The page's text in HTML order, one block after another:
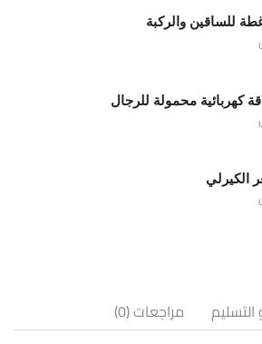
للساقين والركبة
كهربائية محمولة للرجال
الكيرلي
مراجعات (0)